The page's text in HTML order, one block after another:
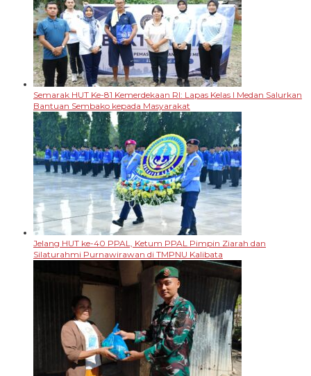
Semarak HUT Ke-81 Kemerdekaan RI: Lapas Kelas I Medan Salurkan
Bantuan Sembako kepada Masyarakat
Jelang HUT ke-40 PPAL, Ketum PPAL Pimpin Ziarah dan
Silaturahmi Purnawirawan di TMPNU Kalibata